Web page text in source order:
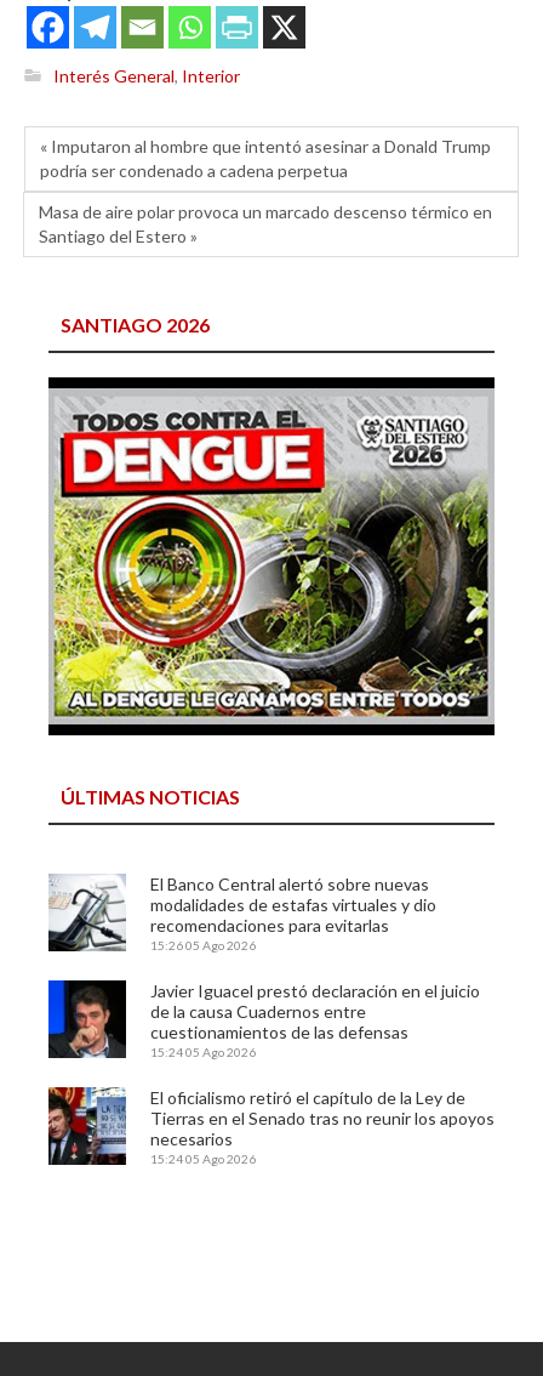
Interés General, Interior
« Imputaron al hombre que intentó asesinar a Donald Trump
podría ser condenado a cadena perpetua
Masa de aire polar provoca un marcado descenso térmico en
Santiago del Estero »
SANTIAGO 2026
ÚLTIMAS NOTICIAS
El Banco Central alertó sobre nuevas
modalidades de estafas virtuales y dio
recomendaciones para evitarlas
15:2605 Ago 2026
Javier Iguacel prestó declaración en el juicio
de la causa Cuadernos entre
cuestionamientos de las defensas
15:2405 Ago 2026
El oficialismo retiró el capítulo de la Ley de
Tierras en el Senado tras no reunir los apoyos
necesarios
15:2405 Ago 2026